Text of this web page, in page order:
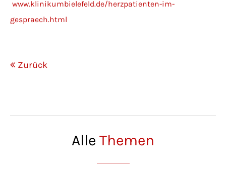
www.klinikumbielefeld.de/herzpatienten-im-
gespraech.html
Zurück
Alle Themen